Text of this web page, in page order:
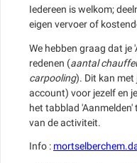
Iedereen is welkom;
eigen vervoer of
We hebben graag dat je
redenen (aantal
carpooling). Dit kan met
account) voor jezelf en
het tabblad
van de activiteit.
Info :